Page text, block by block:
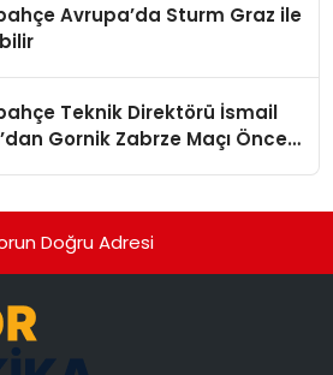
Avrupa’da Sturm Graz ile
Teknik Direktörü İsmail
Gornik Zabrze Maçı Öncesi
Doğru Adresi